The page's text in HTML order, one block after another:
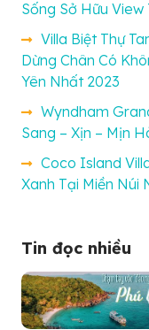
Sống Sở Hữu
Villa Biệt Thự
Dừng Chân Có
Yên Nhất 2023
Wyndham
Sang – Xịn – Mịn
Coco Island
Xanh Tại Miền Núi
Tin đọc nhiều